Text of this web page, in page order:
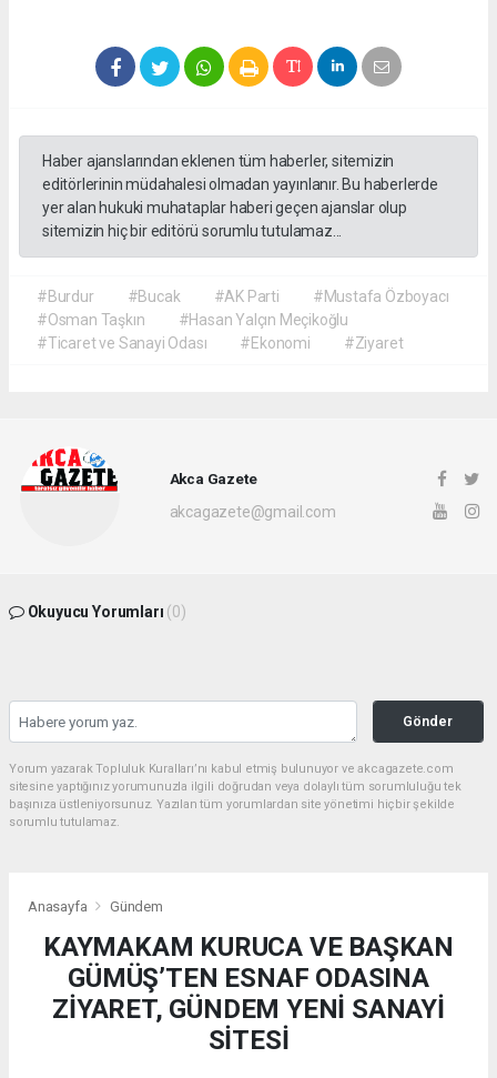
Haber ajanslarından eklenen tüm haberler, sitemizin
editörlerinin müdahalesi olmadan yayınlanır. Bu haberlerde
yer alan hukuki muhataplar haberi geçen ajanslar olup
sitemizin hiç bir editörü sorumlu tutulamaz...
#Burdur #Bucak #AK Parti
#Mustafa Özboyacı
#Osman Taşkın
#Hasan Yalçın Meçikoğlu
#Ticaret ve Sanayi Odası
#Ekonomi #Ziyaret
Akca Gazete
akcagazete@gmail.com
Okuyucu Yorumları (0)
Gönder
Yorum yazarak Topluluk Kuralları’nı kabul etmiş bulunuyor ve akcagazete.com
sitesine yaptığınız yorumunuzla ilgili doğrudan veya dolaylı tüm sorumluluğu tek
başınıza üstleniyorsunuz. Yazılan tüm yorumlardan site yönetimi hiçbir şekilde
sorumlu tutulamaz.
Anasayfa Gündem
KAYMAKAM KURUCA VE BAŞKAN
GÜMÜŞ’TEN ESNAF ODASINA
ZİYARET, GÜNDEM YENİ SANAYİ
SİTESİ